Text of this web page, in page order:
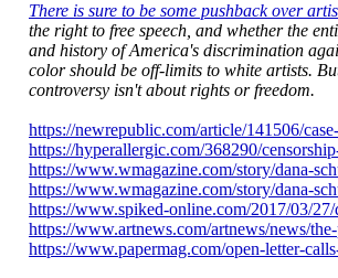
There is sure to be some pushback over
the right to free speech, and whether the
and history of America's discrimination
color should be off-limits to white artists.
controversy isn't about rights or freedom.
https://newrepublic.com/article/141 506/
https://hyperallergic.com/368290/censor
https://www.wmagazine.com/story/dana-sc
https://www.wmagazine.com/story/dana-sc
https://www.spiked-online.com/2017/03/2
https://www.artnews.com/artnews/news/th
https://www.papermag.com/open-letter-ca